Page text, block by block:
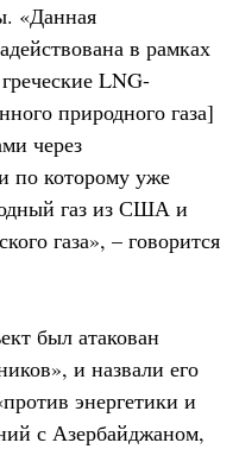
«Данная
в рамках
LNG-
природного газа]
через
по которому уже
газ из США и
газа», – говорится
был атакован
и назвали его
энергетики и
с Азербайджаном,